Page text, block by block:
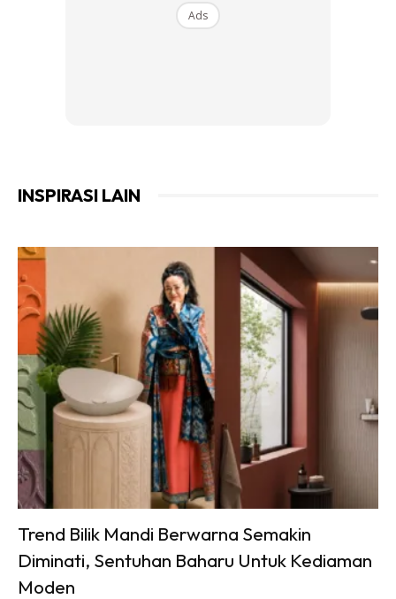
2. Selisihkan 2 plastik, letak bahagian bawah. Tanah tak
perlu terlalu basah, cukup sahaja lembab-lembab. Lagi
basah lagi lama akan berakar.
Ads
Ads
INSPIRASI LAIN
Trend Bilik Mandi Berwarna Semakin
Diminati, Sentuhan Baharu Untuk Kediaman
Moden